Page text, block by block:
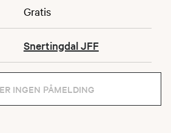
Gratis
Snertingdal JFF
INGEN PÅMELDING